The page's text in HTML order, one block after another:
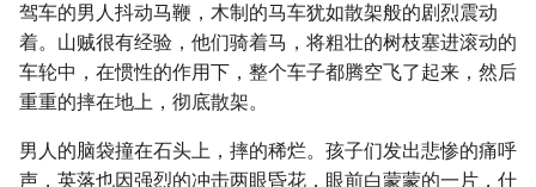
驾车的男人抖动马鞭，木制的马车犹如散架般的剧烈震动
着。山贼很有经验，他们骑着马，将粗壮的树枝塞进滚动的
车轮中，在惯性的作用下，整个车子都腾空飞了起来，然后
重重的摔在地上，彻底散架。
男人的脑袋撞在石头上，摔的稀烂。孩子们发出悲惨的痛呼
声，英落也因强烈的冲击两眼昏花，眼前白蒙蒙的一片，什